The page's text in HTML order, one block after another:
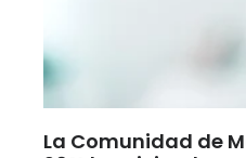
La Comunidad de